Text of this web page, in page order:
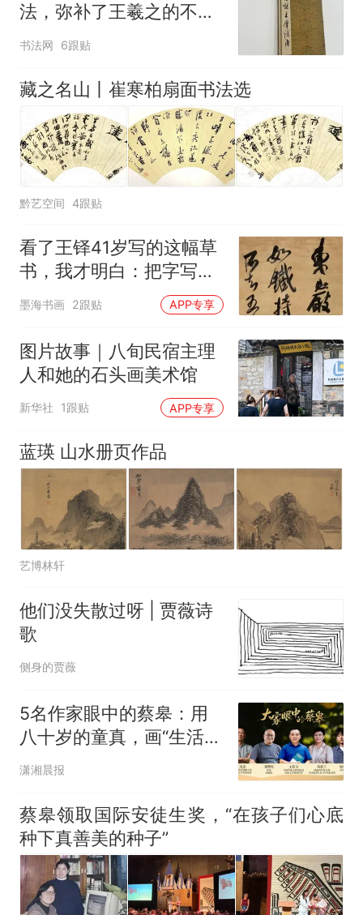
法，弥补了王羲之的不
足，900年来无人能超
越！
书法网 6跟贴
藏之名山丨崔寒柏扇面书法选
黔艺空间 4跟贴
看了王铎41岁写的这幅草
书，我才明白：把字写
“老”，比写“熟”难十倍
墨海书画 2跟贴 APP专享
图片故事｜八旬民宿主理
人和她的石头画美术馆
新华社 1跟贴 APP专享
蓝瑛 山水册页作品
艺博林轩
他们没失散过呀 | 贾薇诗
歌
侧身的贾薇
5名作家眼中的蔡皋：用
八十岁的童真，画“生活的
一万个值得”
潇湘晨报
蔡皋领取国际安徒生奖，“在孩子们心底
种下真善美的种子”